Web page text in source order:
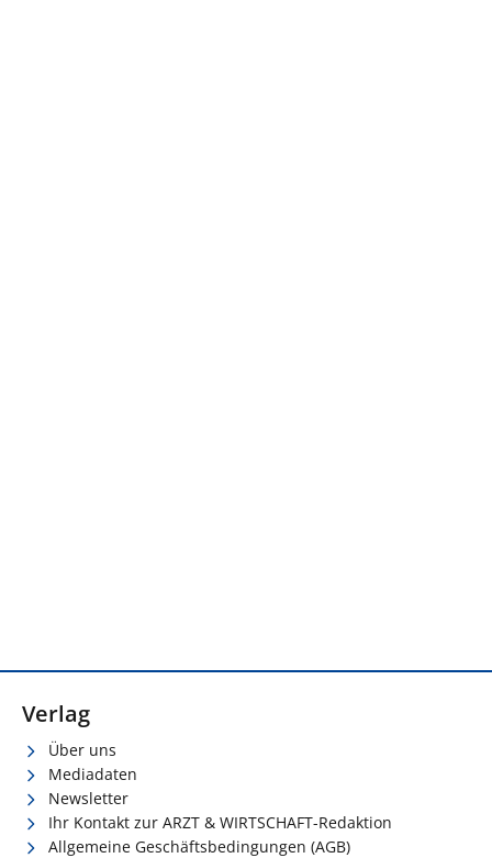
Verlag
Über uns
Mediadaten
Newsletter
Ihr Kontakt zur ARZT & WIRTSCHAFT-Redaktion
Allgemeine Geschäftsbedingungen (AGB)